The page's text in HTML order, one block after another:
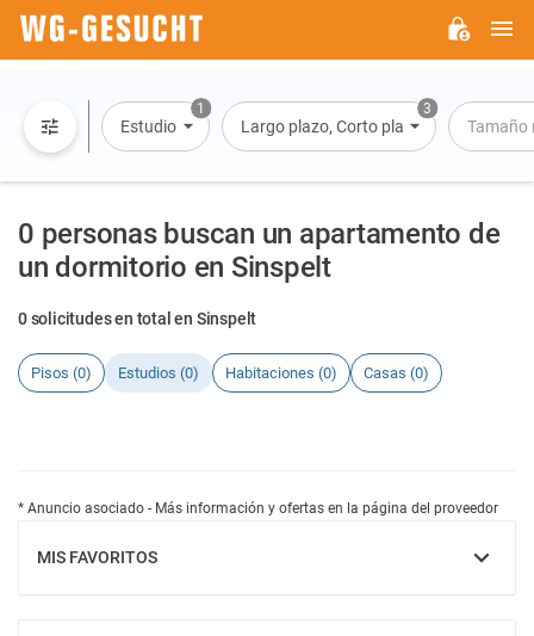
1
Estudio
3
Largo plazo, Corto plazo, Alquiler por
Tamaño
0 personas buscan un apartamento de
un dormitorio en Sinspelt
0 solicitudes en total en Sinspelt
Pisos (0) Estudios (0) Habitaciones (0) Casas (0)
* Anuncio asociado - Más información y ofertas en la página del proveedor
MIS FAVORITOS
MOSTRAR